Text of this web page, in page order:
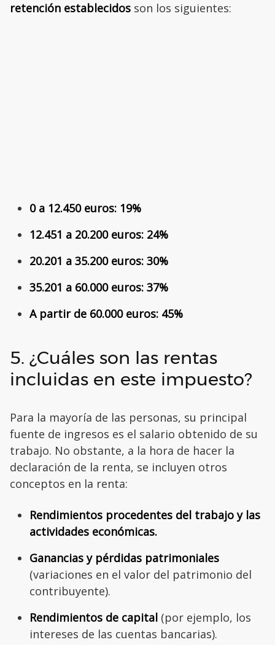
retención establecidos son los siguientes:
0 a 12.450 euros: 19%
12.451 a 20.200 euros: 24%
20.201 a 35.200 euros: 30%
35.201 a 60.000 euros: 37%
A partir de 60.000 euros: 45%
5. ¿Cuáles son las rentas
incluidas en este impuesto?
Para la mayoría de las personas, su principal
fuente de ingresos es el salario obtenido de su
trabajo. No obstante, a la hora de hacer la
declaración de la renta, se incluyen otros
conceptos en la renta:
Rendimientos procedentes del trabajo y las
actividades económicas.
Ganancias y pérdidas patrimoniales
(variaciones en el valor del patrimonio del
contribuyente).
Rendimientos de capital (por ejemplo, los
intereses de las cuentas bancarias).